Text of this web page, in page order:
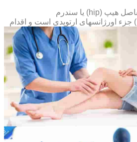
اما آرتریت سپتیک ویژه مفاصل هیپ (hip) یا سندرم
کمپارتمان(compartment ) جزء اورژانسهای ارتوپدی است و اقدام